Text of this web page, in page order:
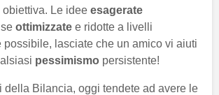
obiettiva. Le idee esagerate
ottimizzate e ridotte a livelli
possibile, lasciate che un amico vi aiuti
pessimismo persistente!
della Bilancia, oggi tendete ad avere le